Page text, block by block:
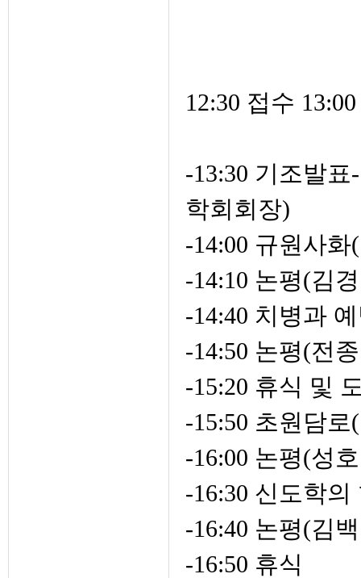
12:30 접수
-13:30 기조발
학회회장)
-14:00 규원사
-14:10 논평(김
-14:40 치병과
-14:50 논평(전
-15:20 휴식 및
-15:50 초원담
-16:00 논평(성
-16:30 신도학
-16:40 논평(김
-16:50 휴식